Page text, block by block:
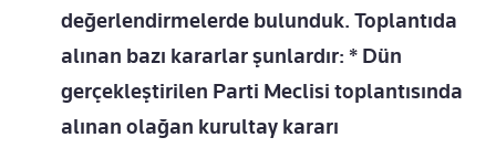
değerlendirmelerde bulunduk. Toplantıda
alınan bazı kararlar şunlardır: * Dün
gerçekleştirilen Parti Meclisi toplantısında
alınan olağan kurultay kararı